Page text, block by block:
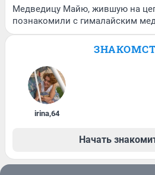
Медведицу Майю, жившую на
познакомили с гималайским
irina,64
Начать